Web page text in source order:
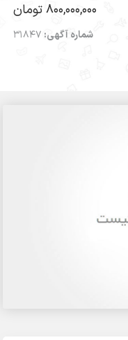
800,000,000 تومان
شماره آگهی: 31847